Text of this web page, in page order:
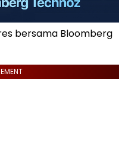
bersama Bloomberg